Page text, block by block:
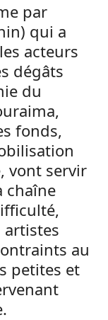
par
qui a
acteurs
dégâts
du
fonds,
vont servir
chaîne
au
petites et